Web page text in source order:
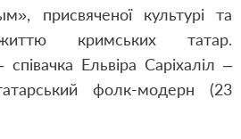
присвяченої культурі та
кримських татар.
співачка Ельвіра Саріхаліл –
фолк-модерн (23